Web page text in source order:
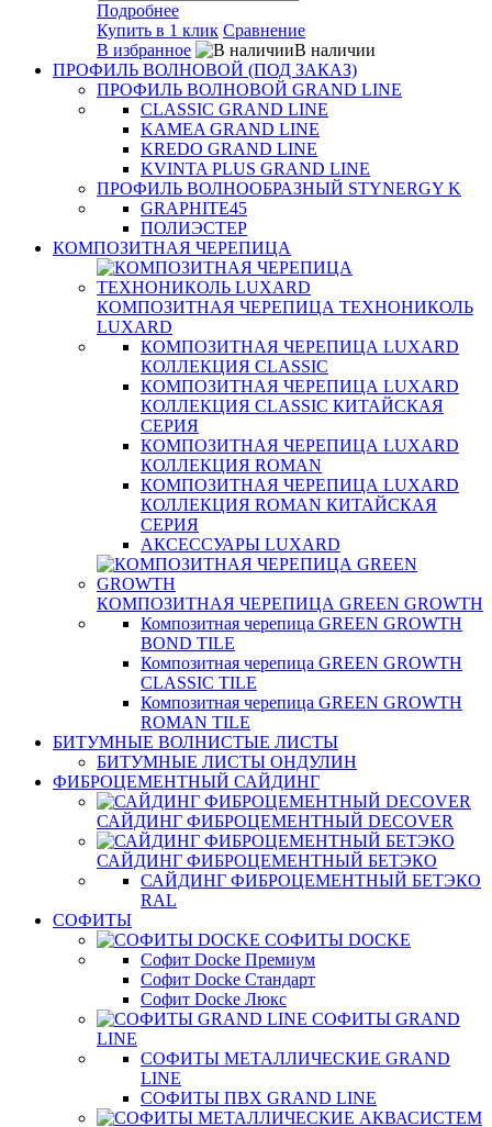
Подробнее
Купить в 1 клик Сравнение
В избранное
В наличии
ПРОФИЛЬ ВОЛНОВОЙ (ПОД ЗАКАЗ)
ПРОФИЛЬ ВОЛНОВОЙ GRAND LINE
CLASSIC GRAND LINE
KAMEA GRAND LINE
KREDO GRAND LINE
KVINTA PLUS GRAND LINE
ПРОФИЛЬ ВОЛНООБРАЗНЫЙ STYNERGY K
GRAPHITE45
ПОЛИЭСТЕР
КОМПОЗИТНАЯ ЧЕРЕПИЦА
КОМПОЗИТНАЯ ЧЕРЕПИЦА ТЕХНОНИКОЛЬ
LUXARD
КОМПОЗИТНАЯ ЧЕРЕПИЦА LUXARD
КОЛЛЕКЦИЯ CLASSIC
КОМПОЗИТНАЯ ЧЕРЕПИЦА LUXARD
КОЛЛЕКЦИЯ CLASSIC КИТАЙСКАЯ
СЕРИЯ
КОМПОЗИТНАЯ ЧЕРЕПИЦА LUXARD
КОЛЛЕКЦИЯ ROMAN
КОМПОЗИТНАЯ ЧЕРЕПИЦА LUXARD
КОЛЛЕКЦИЯ ROMAN КИТАЙСКАЯ
СЕРИЯ
АКСЕССУАРЫ LUXARD
КОМПОЗИТНАЯ ЧЕРЕПИЦА GREEN GROWTH
Композитная черепица GREEN GROWTH
BOND TILE
Композитная черепица GREEN GROWTH
CLASSIC TILE
Композитная черепица GREEN GROWTH
ROMAN TILE
БИТУМНЫЕ ВОЛНИСТЫЕ ЛИСТЫ
БИТУМНЫЕ ЛИСТЫ ОНДУЛИН
ФИБРОЦЕМЕНТНЫЙ САЙДИНГ
САЙДИНГ ФИБРОЦЕМЕНТНЫЙ DECOVER
САЙДИНГ ФИБРОЦЕМЕНТНЫЙ БЕТЭКО
САЙДИНГ ФИБРОЦЕМЕНТНЫЙ БЕТЭКО
RAL
СОФИТЫ
СОФИТЫ DOCKE
Софит Docke Премиум
Софит Docke Стандарт
Софит Docke Люкс
СОФИТЫ GRAND
LINE
СОФИТЫ МЕТАЛЛИЧЕСКИЕ GRAND
LINE
СОФИТЫ ПВХ GRAND LINE